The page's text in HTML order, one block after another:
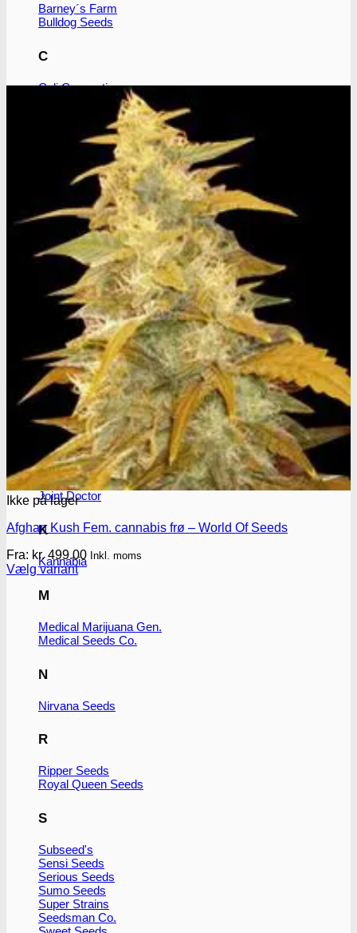
Barney´s Farm
Bulldog Seeds
C
Cali Connection
Dutch Passion
Fastbuds Seeds
Flying Dutchmen
Genetik Seeds
Green House Seed Co.
Humboldt Seeds
J
Joint Doctor
K
Kannabia
M
Medical Marijuana Gen.
Medical Seeds Co.
N
Nirvana Seeds
R
Ripper Seeds
Royal Queen Seeds
S
Subseed's
Sensi Seeds
Serious Seeds
Sumo Seeds
Super Strains
Seedsman Co.
Ikke på lager
Afghan Kush Fem. cannabis frø – World Of Seeds
Fra: kr.499.00 Inkl. moms
Vælg variant
varianter.
vælges
varesiden